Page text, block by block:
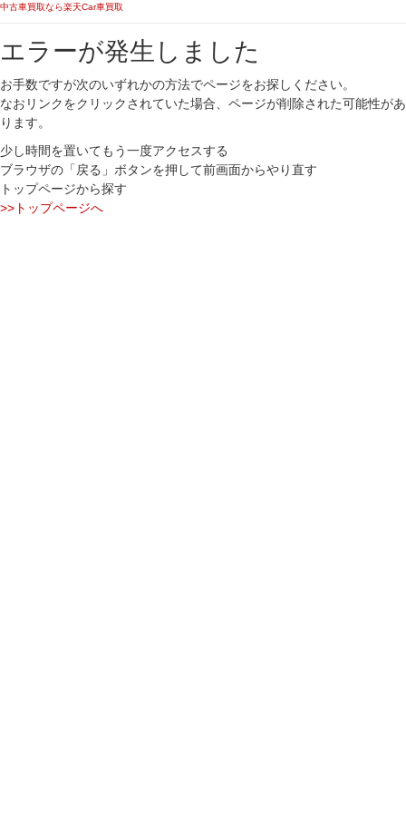
中古車買取なら楽天Car車買取
エラーが発生しました
お手数ですが次のいずれかの方法でページをお探しください。
なおリンクをクリックされていた場合、ページが削除された可能性があ
ります。
少し時間を置いてもう一度アクセスする
ブラウザの「戻る」ボタンを押して前画面からやり直す
トップページから探す
>>トップページへ